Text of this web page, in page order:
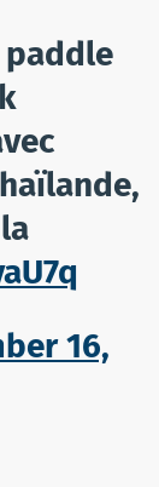
paddle
16,